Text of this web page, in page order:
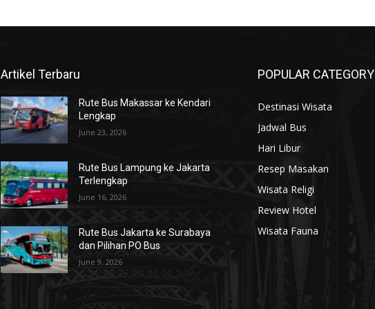
Artikel Terbaru
Rute Bus Makassar ke Kendari
Lengkap
June 23, 2026
Rute Bus Lampung ke Jakarta
Terlengkap
June 16, 2026
Rute Bus Jakarta ke Surabaya
dan Pilihan PO Bus
June 9, 2026
POPULAR CATEGORY
Destinasi Wisata
Jadwal Bus
Hari Libur
Resep Masakan
Wisata Religi
Review Hotel
Wisata Fauna